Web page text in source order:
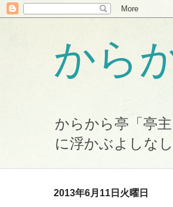
から
からから亭「亭
に浮かぶよしな
2013年6月11日火曜日